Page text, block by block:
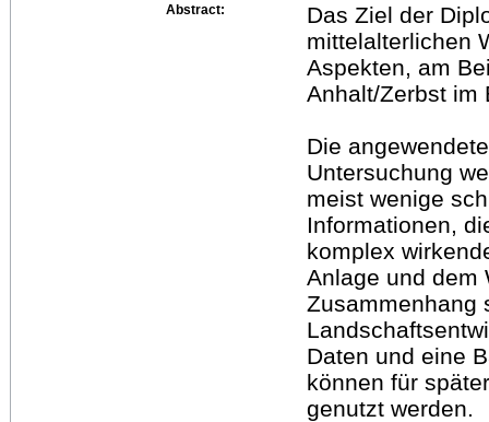
Abstract:
Das Ziel der
mittelalterlichen
Aspekten, am
Anhalt/Zerbst im
Die
Untersuchung
meist wenige
Informationen,
komplex
Anlage und dem
Zusammenhang
Daten und eine
können für
genutzt werden.